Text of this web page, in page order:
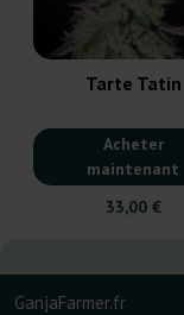
Tarte Tatin
Acheter
maintenant
33,00 €
GanjaFarmer.fr